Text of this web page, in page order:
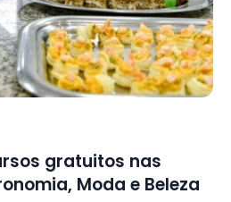
gratuitos nas
Moda e Beleza